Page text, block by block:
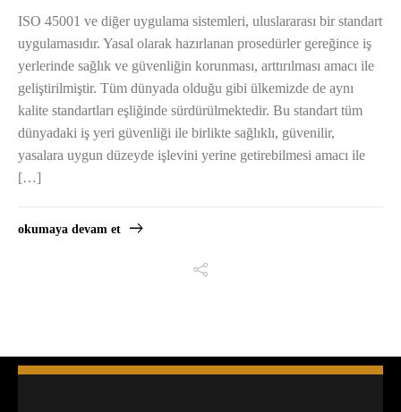
ISO 45001 ve diğer uygulama sistemleri, uluslararası bir standart
uygulamasıdır. Yasal olarak hazırlanan prosedürler gereğince iş
yerlerinde sağlık ve güvenliğin korunması, arttırılması amacı ile
geliştirilmiştir. Tüm dünyada olduğu gibi ülkemizde de aynı
kalite standartları eşliğinde sürdürülmektedir. Bu standart tüm
dünyadaki iş yeri güvenliği ile birlikte sağlıklı, güvenilir,
yasalara uygun düzeyde işlevini yerine getirebilmesi amacı ile
[…]
okumaya devam et